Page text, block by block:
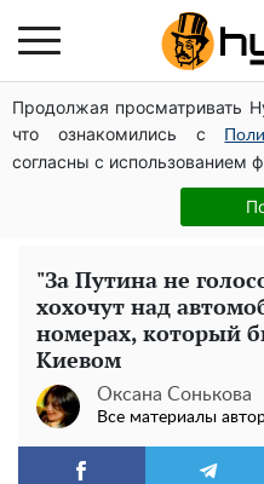
Продолжая просматривать
что ознакомились с
согласны с использованием
Дроны с наценкой:
миллионы оборонного
фирму в Эстонии
Голая Елена Тополя в
отвисать челюсти: слив
"За Путина не
хохочут над
номерах, который
Киевом
Оксана Сонькова
Все материалы